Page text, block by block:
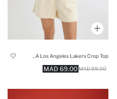
69.00 MAD 99.00 MAD